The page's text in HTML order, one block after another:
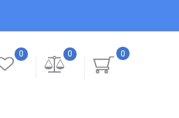
0
0
0